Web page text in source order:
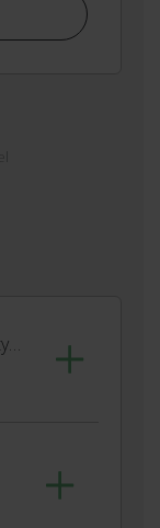
Klar til skoven - MTB udstyrspakke